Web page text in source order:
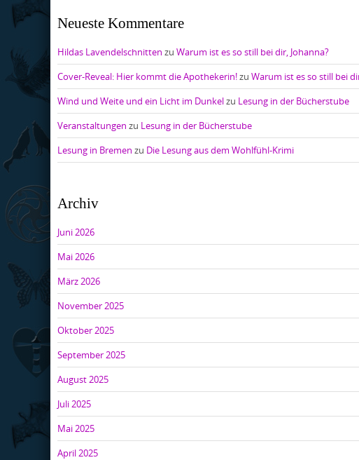
Neueste Kommentare
Hildas Lavendelschnitten zu Warum ist es so still bei dir, Johanna?
Cover-Reveal: Hier kommt die Apothekerin!zu Warum ist es so still bei
Wind und Weite und ein Licht im Dunkelzu Lesung in der Bücherstube
Veranstaltungen zu Lesung in der Bücherstube
Lesung in Bremen zu Die Lesung aus dem Wohlfühl-Krimi
Archiv
Juni 2026
Mai 2026
März 2026
November 2025
Oktober 2025
September 2025
August 2025
Juli 2025
Mai 2025
April 2025